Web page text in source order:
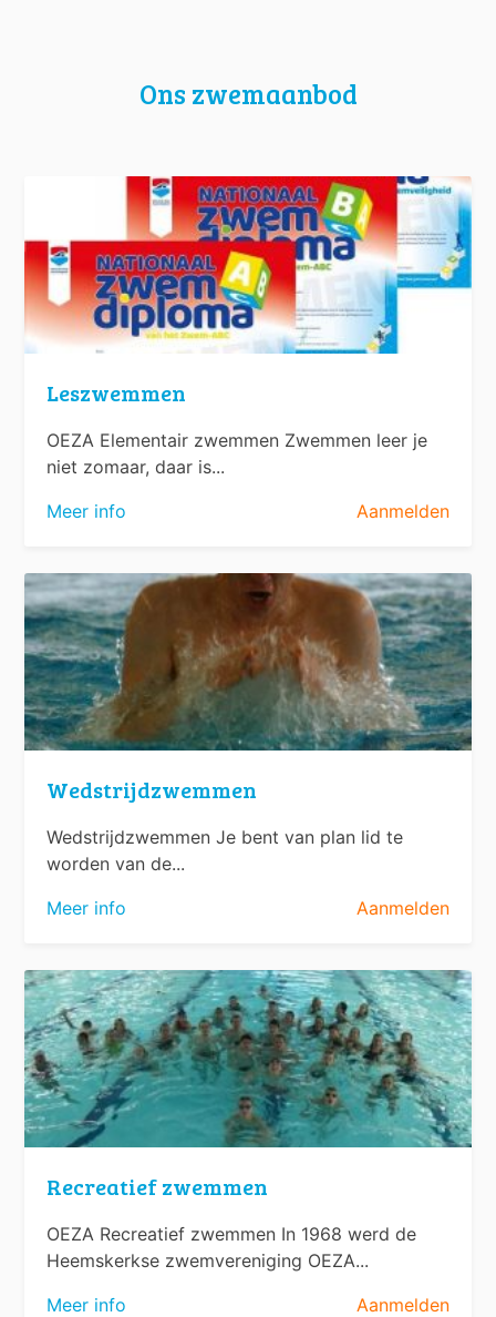
Ons zwemaanbod
Leszwemmen
OEZA Elementair zwemmen Zwemmen leer je
niet zomaar, daar is...
Meer info
Aanmelden
Wedstrijdzwemmen
Wedstrijdzwemmen Je bent van plan lid te
worden van de...
Meer info
Aanmelden
Recreatief zwemmen
OEZA Recreatief zwemmen In 1968 werd de
Heemskerkse zwemvereniging OEZA...
Meer info
Aanmelden